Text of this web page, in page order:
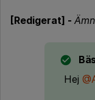
[Redigerat] -
Hej